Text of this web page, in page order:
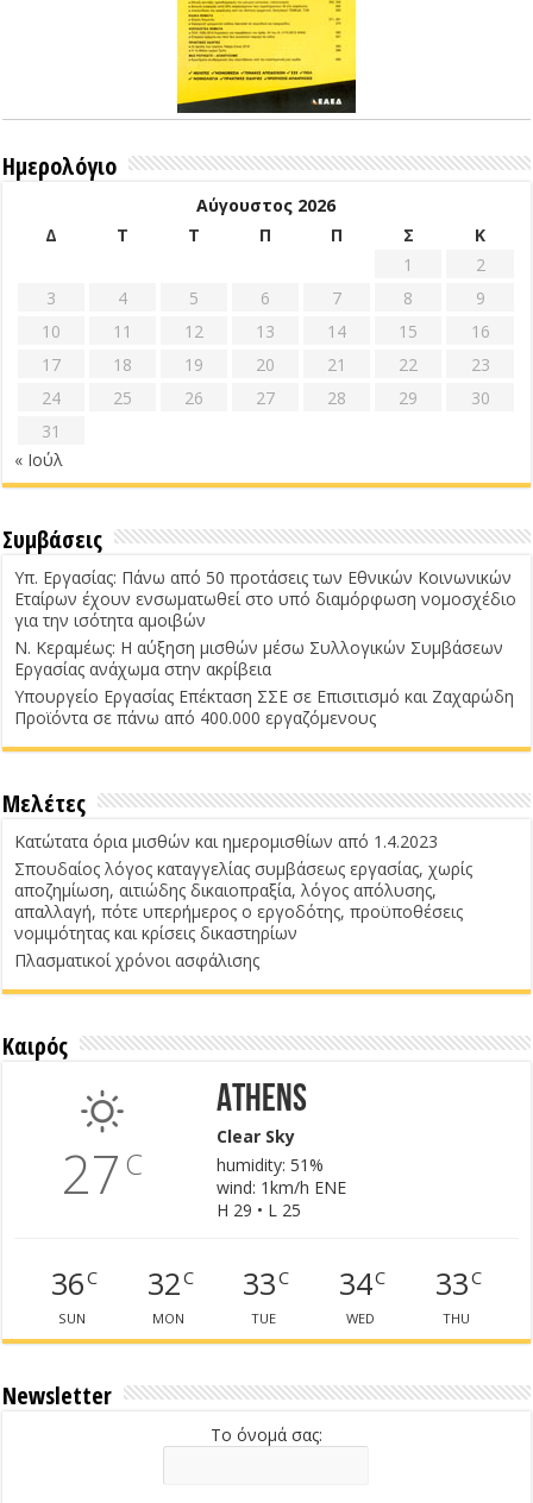
Ημερολόγιο
Αύγουστος 2026
Δ
Τ Τ Π Π Σ
Κ
1
2
3
4 5 6 7 8
9
10
11 12 13 14 15
16
17
18 19 20 21 22
23
24
25 26 27 28 29
30
31
« Ιούλ
Συμβάσεις
Υπ. Εργασίας: Πάνω από 50 προτάσεις των Εθνικών Κοινωνικών
Εταίρων έχουν ενσωματωθεί στο υπό διαμόρφωση νομοσχέδιο
για την ισότητα αμοιβών
Ν. Κεραμέως: Η αύξηση μισθών μέσω Συλλογικών Συμβάσεων
Εργασίας ανάχωμα στην ακρίβεια
Υπουργείο Εργασίας Επέκταση ΣΣΕ σε Επισιτισμό και Ζαχαρώδη
Προϊόντα σε πάνω από 400.000 εργαζόμενους
Μελέτες
Κατώτατα όρια μισθών και ημερομισθίων από 1.4.2023
Σπουδαίος λόγος καταγγελίας συμβάσεως εργασίας, χωρίς
αποζημίωση, αιτιώδης δικαιοπραξία, λόγος απόλυσης,
απαλλαγή, πότε υπερήμερος ο εργοδότης, προϋποθέσεις
νομιμότητας και κρίσεις δικαστηρίων
Πλασματικοί χρόνοι ασφάλισης
Καιρός
27 C
Athens
Clear Sky
humidity: 51%
wind: 1km/h ENE
H 29 • L 25
36C
SUN
32C
MON
33C
TUE
34C
WED
33C
THU
Newsletter
Το όνομά σας: